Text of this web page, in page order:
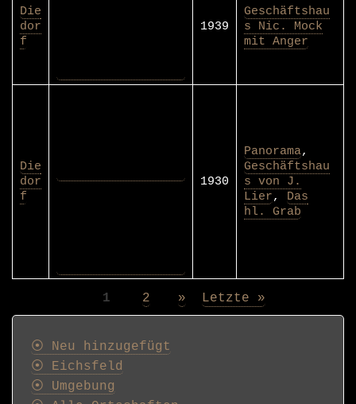
f
mit Anger
Die
Panorama,
Geschäftshau
Postkarten
⦿ Neu hinzugefügt
⦿ Eichsfeld
D
F
G
H